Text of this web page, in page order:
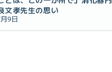
文孝先生の思い
9日